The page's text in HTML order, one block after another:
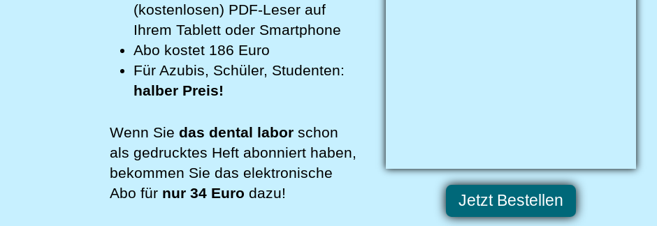
(kostenlosen) PDF-Leser auf
Ihrem Tablett oder Smartphone
Abo kostet 186 Euro
Für Azubis, Schüler, Studenten:
halber Preis!
Wenn Sie das dental laborschon
als gedrucktes Heft abonniert haben,
bekommen Sie das elektronische
Abo fürnur 34 Euro dazu! Jetzt Bestellen